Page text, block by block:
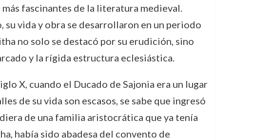
fascinantes de la literatura medieval.
vida y obra se desarrollaron en un periodo
no solo se destacó por su erudición, sino
y la rígida estructura eclesiástica.
X, cuando el Ducado de Sajonia era un lugar
de su vida son escasos, se sabe que ingresó
de una familia aristocrática que ya tenía
había sido abadesa del convento de